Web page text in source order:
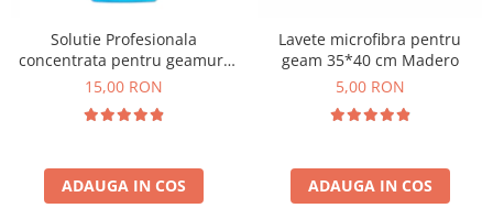
Solutie Profesionala
concentrata pentru geamuri
Gian 1000 ml
15,00 RON
ADAUGA IN COS
Lavete microfibra pentru
geam 35*40 cm Madero
5,00 RON
ADAUGA IN COS